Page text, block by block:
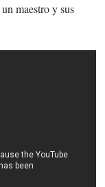
maestro y sus